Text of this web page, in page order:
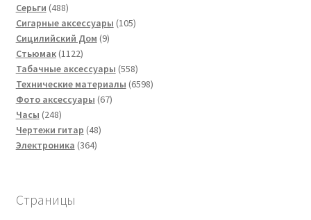
Серьги 488488
товаров
Сигарные аксессуары 105105
Сицилийский Дом 99
Стьюмак 11221122
товара
Табачные аксессуары 558558
товаров
Технические материалы 65986598
Фото аксессуары 6767
Часы 248248
товаров
Чертежи гитар 4848
Электроника 364364
Страницы